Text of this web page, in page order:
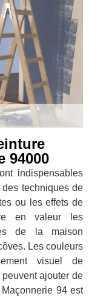
94000
indispensables
techniques de
ou les effets de
en valeur les
de la maison
Les couleurs
visuel de
ajouter de
94 est